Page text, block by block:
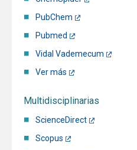
PubChem
Pubmed
Vidal Vademecum
Ver más
Multidisciplinarias
ScienceDirect
Scopus